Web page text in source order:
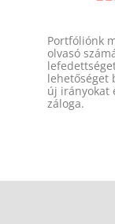
Portfóliónk
olvasó
lehetőséget
új irányokat
záloga.